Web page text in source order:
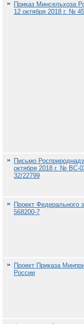
Приказ Минсельхоза
12 октября 2018 г. №
Письмо
октября 2018 г. № ВС-
32/22799
Проект Федерального
568200-7
Проект Приказа
России